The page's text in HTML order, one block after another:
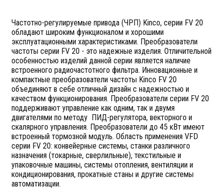
Частотно-регулируемые привода (ЧРП) Kinco, серии FV 20
обладают широким функционалом и хорошими
эксплуатационными характеристиками. Преобразователи
частоты серии FV 20 - это надежные изделия. Отличительной
особенностью изделий данной серии является наличие
встроенного радиочастотного фильтра. Инновационные и
компактные преобразователи частоты Kinco FV 20
объединяют в себе отличный дизайн с надежностью и
качеством функционирования. Преобразователи серии FV 20
поддерживают управление как одним, так и двумя
двигателями по методу ПИД-регулятора, векторного и
скалярного управления. Преобразователи до 45 кВт имеют
встроенный тормозной модуль. Область применения VFD
серии FV 20: конвейерные системы, станки различного
назначения (токарные, сверлильные), текстильные и
упаковочные машины, системы отопления, вентиляции и
кондиционирования, прокатные станы и другие системы
автоматизации.